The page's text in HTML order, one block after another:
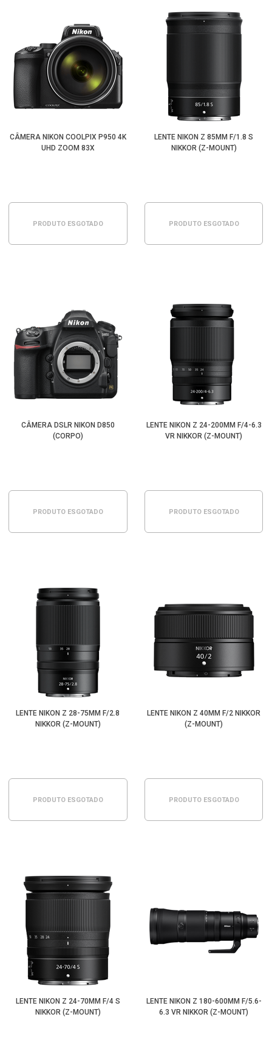
CÂMERA NIKON COOLPIX P950 4K
UHD ZOOM 83X
PRODUTO ESGOTADO
LENTE NIKON Z 85MM F/1.8 S
NIKKOR (Z-MOUNT)
PRODUTO ESGOTADO
CÂMERA DSLR NIKON D850
(CORPO)
PRODUTO ESGOTADO
LENTE NIKON Z 24-200MM F/4-6.3
VR NIKKOR (Z-MOUNT)
PRODUTO ESGOTADO
LENTE NIKON Z 28-75MM F/2.8
NIKKOR (Z-MOUNT)
PRODUTO ESGOTADO
LENTE NIKON Z 40MM F/2 NIKKOR
(Z-MOUNT)
PRODUTO ESGOTADO
LENTE NIKON Z 24-70MM F/4 S
NIKKOR (Z-MOUNT)
LENTE NIKON Z 180-600MM F/5.6-
6.3 VR NIKKOR (Z-MOUNT)